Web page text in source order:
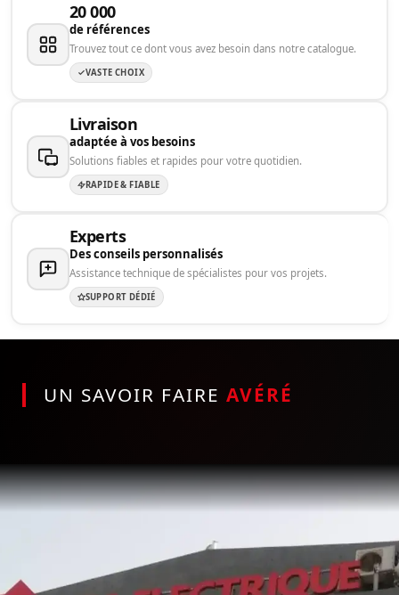
20 000
de références
Trouvez tout ce dont vous avez besoin dans notre catalogue.
VASTE CHOIX
Livraison
adaptée à vos besoins
Solutions fiables et rapides pour votre quotidien.
RAPIDE & FIABLE
Experts
Des conseils personnalisés
Assistance technique de spécialistes pour vos projets.
SUPPORT DÉDIÉ
UN SAVOIR FAIRE AVÉRÉ